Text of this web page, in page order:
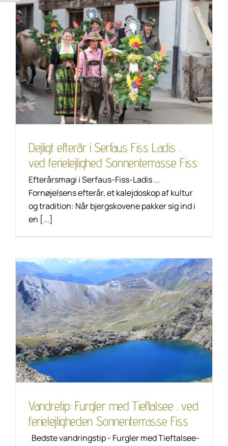
Dejligt efterår i
Serfaus Fiss Ladis . ved
ferielejlighed
Sonnenterrasse Fiss
Unkategorisiert
Dejligt efterår i Serfaus Fiss Ladis .
ved ferielejlighed Sonnenterrasse Fiss
Efterårsmagi i Serfaus-Fiss-Ladis ...
Fornøjelsens efterår, et kalejdoskop af kultur
og tradition: Når bjergskovene pakker sig ind i
en [...]
Vandretip: Furgler
med Tieftalsee . ved
ferielejligheden
Sonnenterrasse Fiss
Tip til vandring
Vandretip: Furgler med Tieftalsee . ved
ferielejligheden Sonnenterrasse Fiss
Bedste vandringstip - Furgler med Tieftalsee-